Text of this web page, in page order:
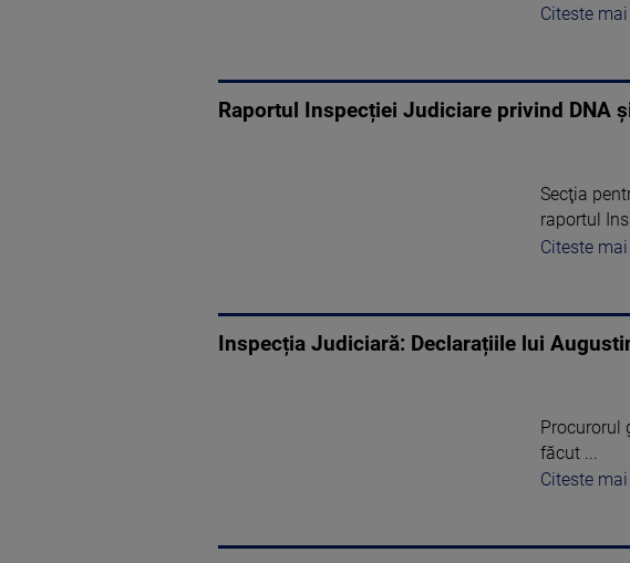
Citeste
Raportul Inspecției Judiciare privind DNA
Secţia
raportul
Citeste
Inspecția Judiciară: Declarațiile lui
Procurorul
făcut ...
Citeste